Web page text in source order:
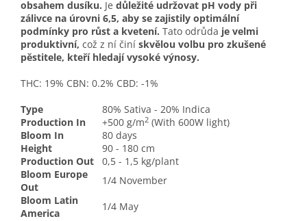
obsahem dusíku. Je důležité udržovat pH vody při
zálivce na úrovni 6,5, aby se zajistily optimální
podmínky pro růst a kvetení. Tato odrůda je velmi
produktivní, což z ní činí skvělou volbu pro zkušené
pěstitele, kteří hledají vysoké výnosy.
THC: 19% CBN: 0.2% CBD: -1%
Type
80% Sativa - 20% Indica
Production In
+500 g/m2 (With 600W light)
Bloom In
80 days
Height
90 - 180 cm
Production Out
0,5 - 1,5 kg/plant
Bloom Europe
Out
1/4 November
Bloom Latin
America
1/4 May